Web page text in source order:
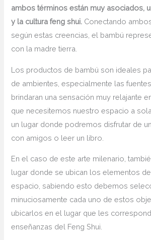
ambos términos están muy asociados,
y la cultura feng shui. Conectando
según estas creencias, el bambú
con la madre tierra.
Los productos de bambú son ideales
de ambientes, especialmente las
brindaran una sensación muy relajante
que necesitemos nuestro espacio a
un lugar donde podremos disfrutar de
con amigos o leer un libro.
En el caso de este arte milenario,
lugar donde se ubican los elementos
espacio, sabiendo esto debemos
minuciosamente cada uno de estos
ubicarlos en el lugar que les
enseñanzas del Feng Shui.